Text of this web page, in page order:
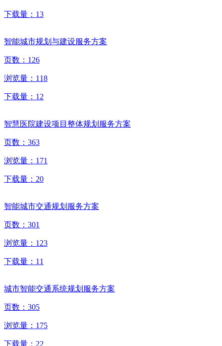
下载量： 13
智能城市规划与建设服务方案
页数： 126
浏览量： 118
下载量： 12
智慧医院建设项目整体规划服务方案
页数： 363
浏览量： 171
下载量： 20
智能城市交通规划服务方案
页数： 301
浏览量： 123
下载量： 11
城市智能交通系统规划服务方案
页数： 305
浏览量： 175
下载量： 22